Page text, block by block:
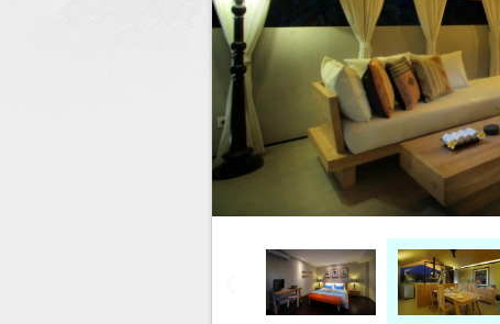
Hotel di Malang
Hotel di Yogyakarta
Hotel di Solo (Surakarta)
Tour di Banyuwangi
Tour di Bali
Tour di Yogya
Tour di Komodo
Tour di Flores
Tour di Danau Toba, Medan